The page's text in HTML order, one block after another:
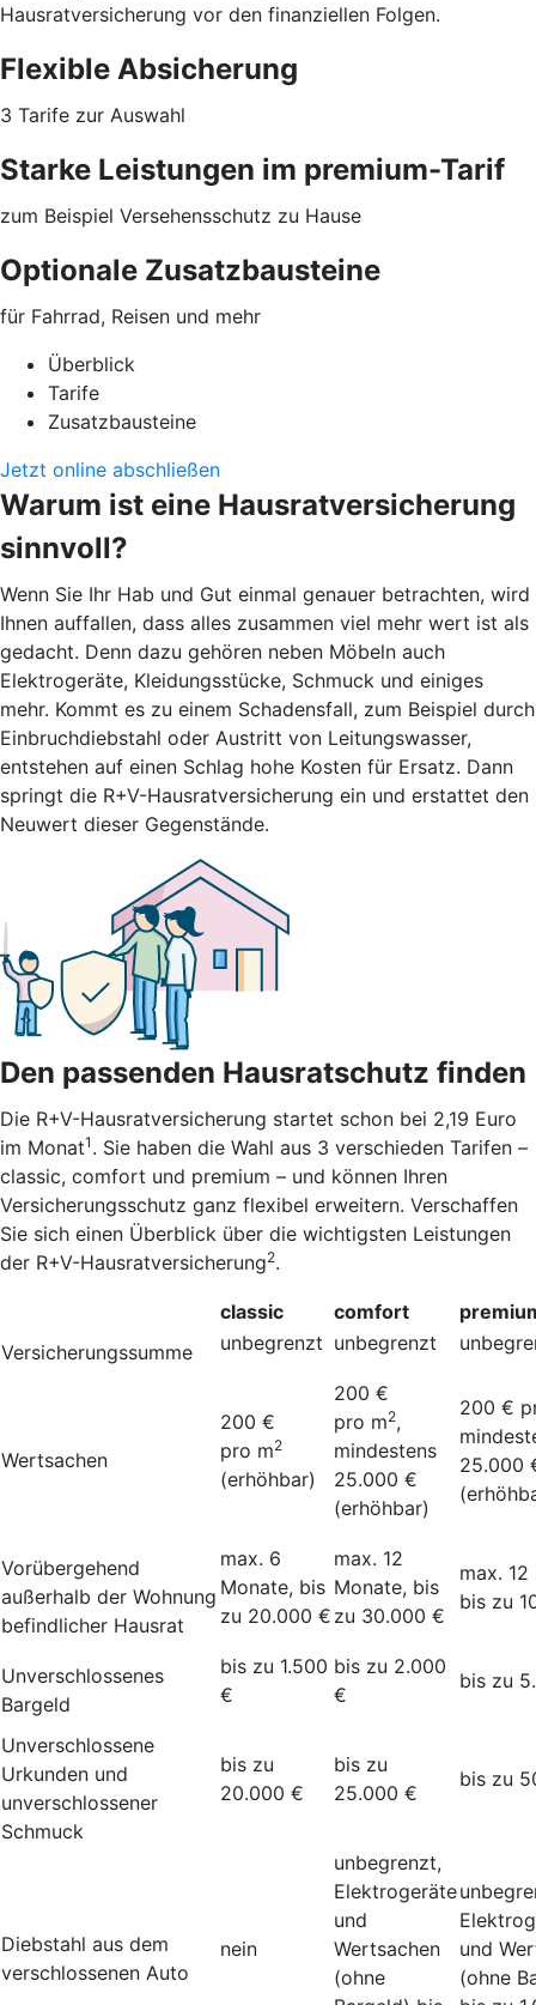
Hausratversicherung vor den finanziellen Folgen.
Flexible Absicherung
3 Tarife zur Auswahl
Starke Leistungen im premium-Tarif
zum Beispiel Versehensschutz zu Hause
Optionale Zusatzbausteine
für Fahrrad, Reisen und mehr
Überblick
Tarife
Zusatzbausteine
Jetzt online abschließen
Warum ist eine Hausratversicherung
sinnvoll?
Wenn Sie Ihr Hab und Gut einmal genauer betrachten, wird
Ihnen auffallen, dass alles zusammen viel mehr wert ist als
gedacht. Denn dazu gehören neben Möbeln auch
Elektrogeräte, Kleidungsstücke, Schmuck und einiges
mehr. Kommt es zu einem Schadensfall, zum Beispiel durch
Einbruchdiebstahl oder Austritt von Leitungswasser,
entstehen auf einen Schlag hohe Kosten für Ersatz. Dann
springt die R+V-Hausratversicherung ein und erstattet den
Neuwert dieser Gegenstände.
Den passenden Hausratschutz finden
Die R+V-Hausratversicherung startet schon bei 2,19 Euro
im Monat1 . Sie haben die Wahl aus 3 verschieden Tarifen –
classic, comfort und premium – und können Ihren
Versicherungsschutz ganz flexibel erweitern. Verschaffen
Sie sich einen Überblick über die wichtigsten Leistungen
der R+V-Hausratversicherung2.
classic comfort
Versicherungssumme
unbegrenzt unbegrenzt
Wertsachen
200 €
pro m2
(erhöhbar)
200 €
pro m2,
mindestens
25.000 €
(erhöhbar)
200 €
25.000
Vorübergehend
außerhalb der Wohnung
befindlicher Hausrat
max. 6
Monate, bis
zu 20.000 €
max. 12
Monate, bis
zu 30.000 €
max.
bis zu
Unverschlossenes
Bargeld
bis zu 1.500
€
bis zu 2.000
€
bis zu
Unverschlossene
Urkunden und
unverschlossener
Schmuck
bis zu
20.000 €
bis zu
25.000 €
bis zu
Diebstahl aus dem
verschlossenen Auto
nein
unbegrenzt,
Elektrogeräte
und
Wertsachen
(ohne
und
(ohne